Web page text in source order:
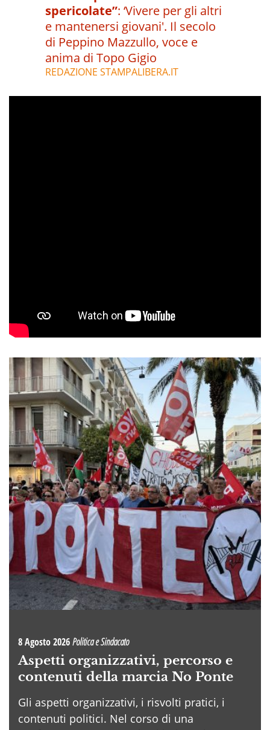
spericolate”: ‘Vivere per gli altri
e mantenersi giovani'. Il secolo
di Peppino Mazzullo, voce e
anima di Topo Gigio
REDAZIONE STAMPALIBERA.IT
8 Agosto 2026Politica e Sindacato
Aspetti organizzativi, percorso e
contenuti della marcia No Ponte
Gli aspetti organizzativi, i risvolti pratici, i
contenuti politici. Nel corso di una